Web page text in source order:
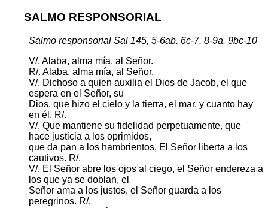
SALMO RESPONSORIAL
Salmo responsorial Sal 145, 5-6ab. 6c-7. 8-9a. 9bc-10
V/. Alaba, alma mía, al Señor.
R/. Alaba, alma mía, al Señor.
V/. Dichoso a quien auxilia el Dios de Jacob, el que
espera en el Señor, su
Dios, que hizo el cielo y la tierra, el mar, y cuanto hay
en él. R/.
V/. Que mantiene su fidelidad perpetuamente, que
hace justicia a los oprimidos,
que da pan a los hambrientos, El Señor liberta a los
cautivos. R/.
V/. El Señor abre los ojos al ciego, el Señor endereza a
los que ya se doblan, el
Señor ama a los justos, el Señor guarda a los
peregrinos. R/.